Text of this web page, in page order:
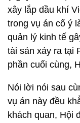
xây lắp dầu khí
trong vụ án cố ý
quản lý kinh tế
tài sản xảy ra tại
phần cuối cùng,
Nói lời nói sau
vụ án này đều
khách quan, Hội